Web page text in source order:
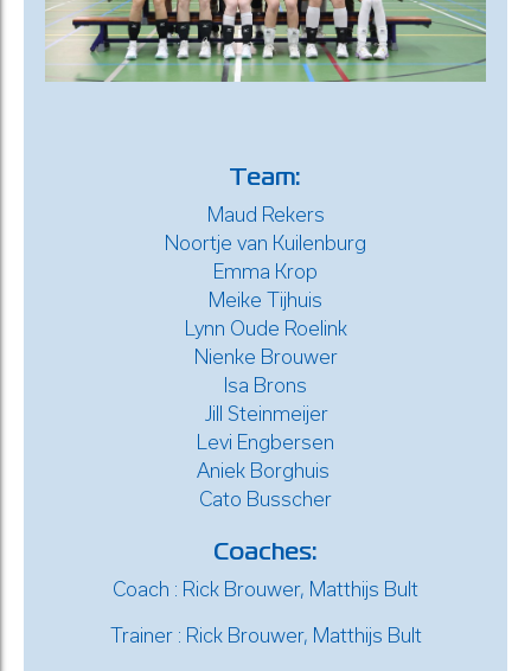
Team:
Maud Rekers
Noortje van Kuilenburg
Emma Krop
Meike Tijhuis
Lynn Oude Roelink
Nienke Brouwer
Isa Brons
Jill Steinmeijer
Levi Engbersen
Aniek Borghuis
Cato Busscher
Coaches:
Coach : Rick Brouwer, Matthijs Bult
Trainer : Rick Brouwer, Matthijs Bult